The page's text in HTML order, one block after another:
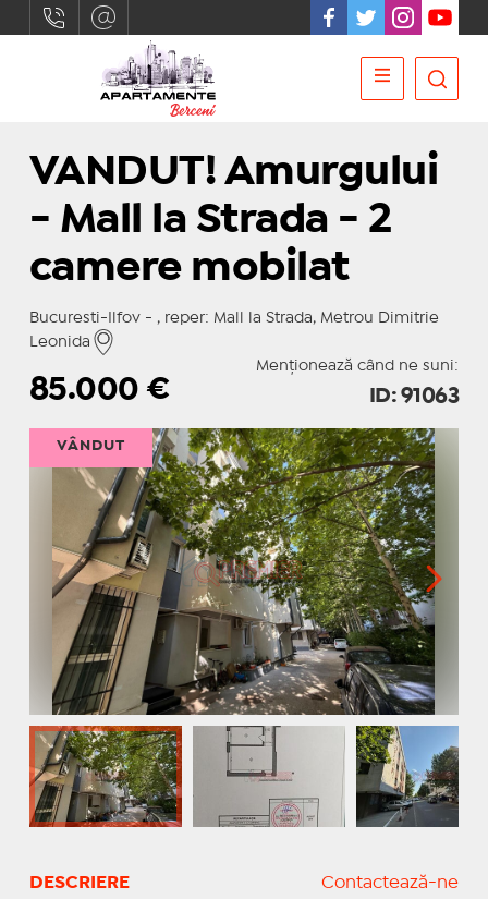
VANDUT! Amurgului
- Mall la Strada - 2
camere mobilat
Bucuresti-Ilfov - , reper: Mall la Strada, Metrou Dimitrie
Leonida
Menționează când ne suni:
85.000€ ID: 91063
VÂNDUT
DESCRIERE Contactează-ne